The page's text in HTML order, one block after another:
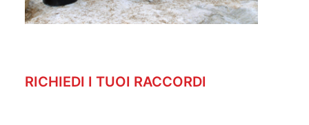
RICHIEDI I TUOI RACCORDI